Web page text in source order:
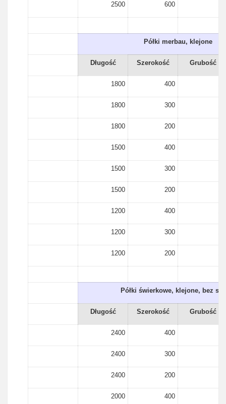
2500 600
Półki merbau, klejone
Długość Szerokość Grubość
1800 400
1800 300
1800 200
1500 400
1500 300
1500 200
1200 400
1200 300
1200 200
Półki świerkowe, klejone, bez
Długość Szerokość Grubość
2400 400
2400 300
2400 200
2000 400